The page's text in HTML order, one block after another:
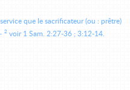
que le sacrificateur (ou : prêtre)
2 voir 1 Sam. 2:27-36 ; 3:12-14.